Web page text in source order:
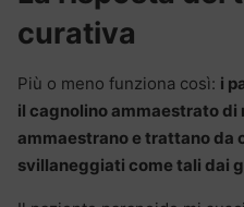
curativa
Più o meno funziona così: i
il cagnolino ammaestrato di
ammaestrano e trattano da
svillaneggiati come tali dai